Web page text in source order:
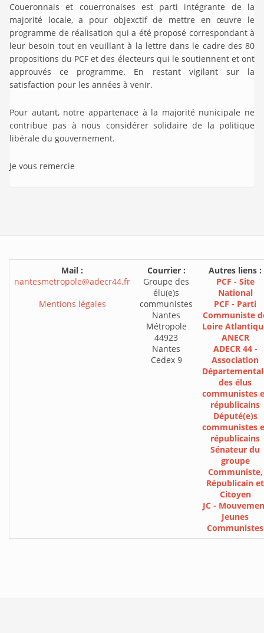
Coueronnais et couerronaises est parti intégrante de la
majorité locale, a pour objexctif de mettre en œuvre le
programme de réalisation qui a été proposé correspondant à
leur besoin tout en veuillant à la lettre dans le cadre des 80
propositions du PCF et des électeurs qui le soutiennent et ont
approuvés ce programme. En restant vigilant sur la
satisfaction pour les années à venir.
Pour autant, notre appartenace à la majorité nunicipale ne
contribue pas à nous considérer solidaire de la politique
libérale du gouvernement.
Je vous remercie
Mail :
nantesmetropole@adecr44.fr
Mentions légales
Courrier :
Groupe des
élu(e)s
communistes
Nantes
Métropole
44923
Nantes
Cedex 9
Autres liens :
PCF - Site
National
PCF - Parti
Communiste
Loire
ANECR
ADECR 44 -
Association
des élus
communistes
républicains
Député(e)s
communistes
républicains
Sénateur du
groupe
Communiste,
Républicain et
Citoyen
JC -
Jeunes
Communistes